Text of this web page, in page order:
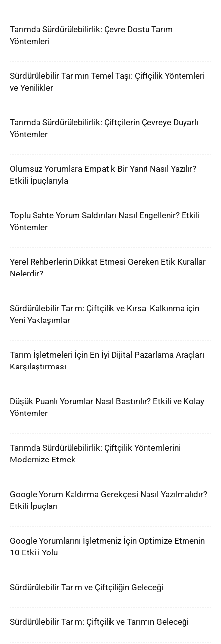
Tarımda Sürdürülebilirlik: Çevre Dostu Tarım
Yöntemleri
Sürdürülebilir Tarımın Temel Taşı: Çiftçilik Yöntemleri
ve Yenilikler
Tarımda Sürdürülebilirlik: Çiftçilerin Çevreye Duyarlı
Yöntemler
Olumsuz Yorumlara Empatik Bir Yanıt Nasıl Yazılır?
Etkili İpuçlarıyla
Toplu Sahte Yorum Saldırıları Nasıl Engellenir? Etkili
Yöntemler
Yerel Rehberlerin Dikkat Etmesi Gereken Etik Kurallar
Nelerdir?
Sürdürülebilir Tarım: Çiftçilik ve Kırsal Kalkınma için
Yeni Yaklaşımlar
Tarım İşletmeleri İçin En İyi Dijital Pazarlama Araçları
Karşılaştırması
Düşük Puanlı Yorumlar Nasıl Bastırılır? Etkili ve Kolay
Yöntemler
Tarımda Sürdürülebilirlik: Çiftçilik Yöntemlerini
Modernize Etmek
Google Yorum Kaldırma Gerekçesi Nasıl Yazılmalıdır?
Etkili İpuçları
Google Yorumlarını İşletmeniz İçin Optimize Etmenin
10 Etkili Yolu
Sürdürülebilir Tarım ve Çiftçiliğin Geleceği
Sürdürülebilir Tarım: Çiftçilik ve Tarımın Geleceği